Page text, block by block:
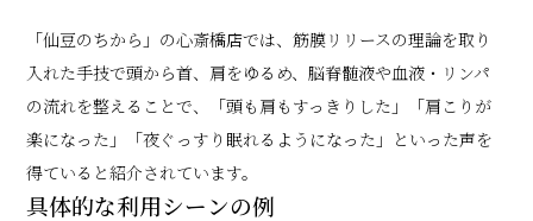
「仙豆のちから」の心斎橋店では、筋膜リリースの理論を取り
入れた手技で頭から首、肩をゆるめ、脳脊髄液や血液・リンパ
の流れを整えることで、「頭も肩もすっきりした」「肩こりが
楽になった」「夜ぐっすり眠れるようになった」といった声を
得ていると紹介されています。
具体的な利用シーンの例